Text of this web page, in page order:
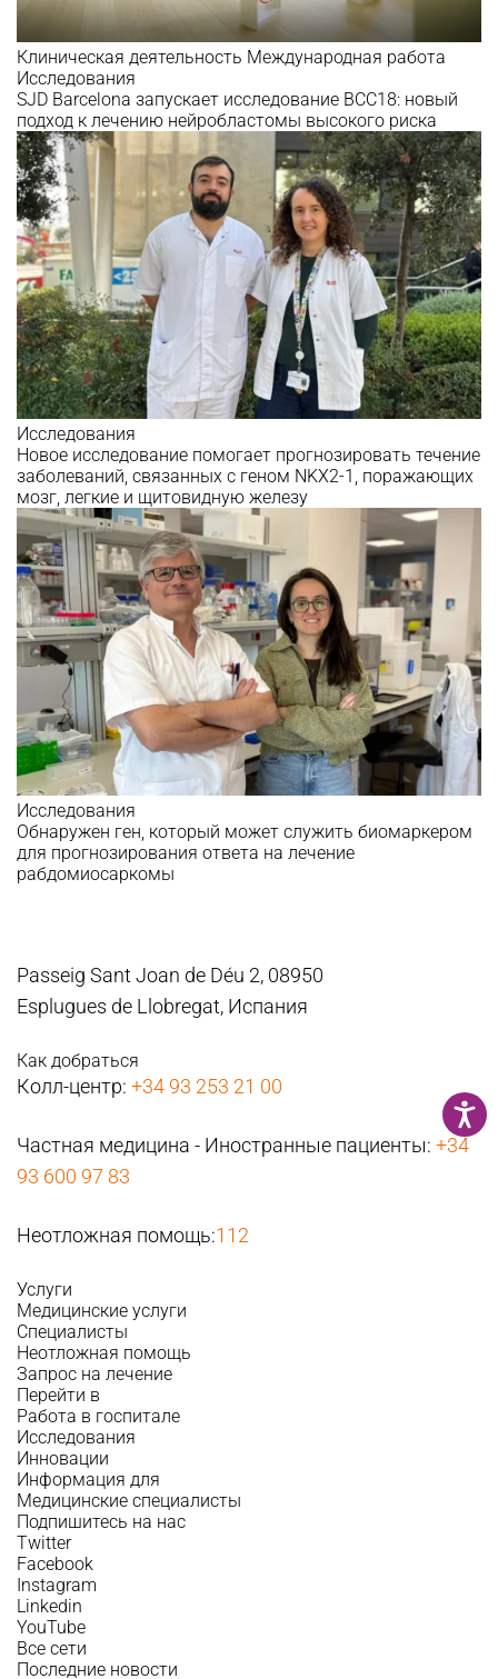
Клиническая деятельность Международная работа
Исследования
SJD Barcelona запускает исследование BCC18: новый
подход к лечению нейробластомы высокого риска
Исследования
Новое исследование помогает прогнозировать течение
заболеваний, связанных с геном NKX2-1, поражающих
мозг, легкие и щитовидную железу
Исследования
Обнаружен ген, который может служить биомаркером
для прогнозирования ответа на лечение
рабдомиосаркомы
Passeig Sant Joan de Déu 2, 08950
Esplugues de Llobregat, Испания
Как добраться
Колл-центр: +34 93 253 21 00
Частная медицина - Иностранные пациенты: +34
93 600 97 83
Неотложная помощь:112
Услуги
Медицинские услуги
Специалисты
Неотложная помощь
Запрос на лечение
Перейти в
Работа в госпитале
Исследования
Инновации
Информация для
Медицинские специалисты
Подпишитесь на нас
Twitter
Facebook
Instagram
Linkedin
YouTube
Все сети
Последние новости